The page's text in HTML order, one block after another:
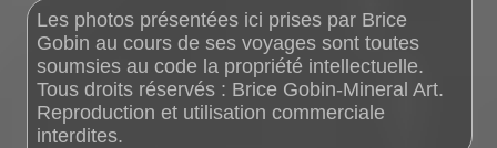
Les photos présentées ici prises par Brice
Gobin au cours de ses voyages sont toutes
soumsies au code la propriété intellectuelle.
Tous droits réservés : Brice Gobin-Mineral Art.
Reproduction et utilisation commerciale
interdites.